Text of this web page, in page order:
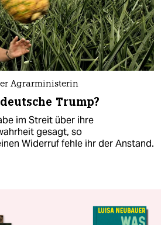
Agrarministerin
Trump?
im Streit über ihre
gesagt, so
Widerruf fehle ihr der Anstand.